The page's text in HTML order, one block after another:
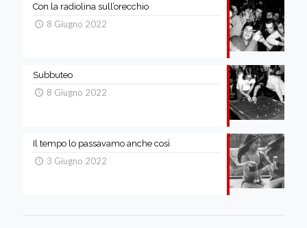
Con la radiolina sull’orecchio
8 Giugno 2022
Subbuteo
8 Giugno 2022
Il tempo lo passavamo anche così
3 Giugno 2022